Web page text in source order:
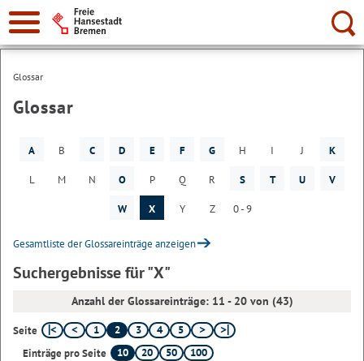
Suche:
Glossar
Glossar
A B C D E F G H I J K
L M N O P Q R S T U V
W X Y Z 0 - 9
Gesamtliste der Glossareinträge anzeigen
Suchergebnisse für "X"
Anzahl der Glossareinträge: 11 - 20 von (43)
Seite 1 2 3 4
5
Einträge pro Seite
10 20 50 100